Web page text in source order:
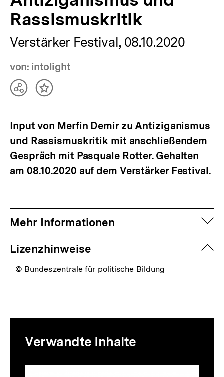
Rassismuskritik
Verstärker Festival, 08.10.2020
von: intolight
TeilenInhalt
Input von Merfin Demir zu Antiziganismus
und Rassismuskritik mit anschließendem
Gespräch mit Pasquale Rotter. Gehalten
am 08.10.2020 auf dem Verstärker Festival.
Mehr Informationen
Lizenzhinweise
© Bundeszentrale für politische Bildung
zur
Thematik
Verwandte Inhalte